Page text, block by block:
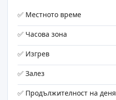
✅ Местното време
✅ Часова зона
✅ Изгрев
✅ Залез
✅ Продължителност на деня